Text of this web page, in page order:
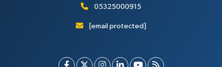
05325000915
[email protected]